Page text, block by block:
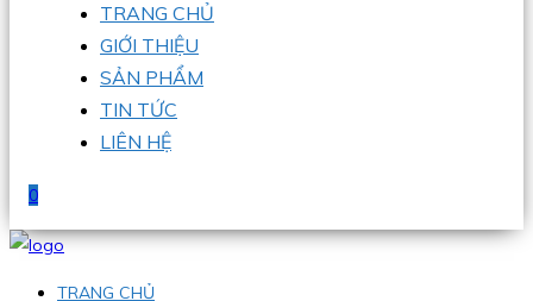
TRANG CHỦ
GIỚI THIỆU
SẢN PHẨM
TIN TỨC
LIÊN HỆ
0
TRANG CHỦ